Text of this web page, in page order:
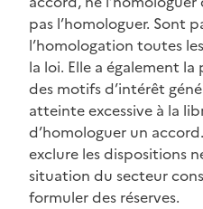
pas l’homologuer. Sont
l’homologation toutes
la loi. Elle a également
des motifs d’intérêt
atteinte excessive à la
d’homologuer un
exclure les dispositions
situation du secteur
formuler des réserves.